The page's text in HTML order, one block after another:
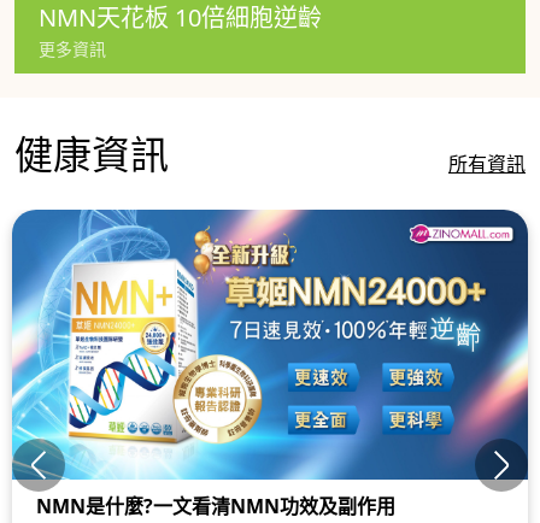
NMN天花板 10倍細胞逆齡
更多資訊
健康資訊 所有資訊
NMN是什麼?一文看清NMN功效及副作用